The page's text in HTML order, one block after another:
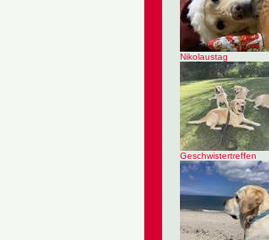
Nikolaustag
Geschwistertreffen